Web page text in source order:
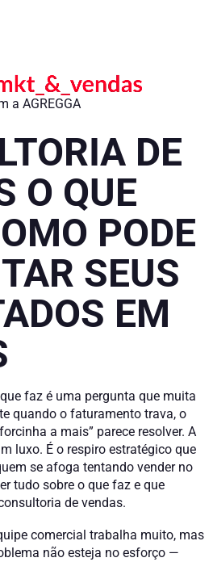
a AGREGGA
DE
O QUE
PODE
SEUS
EM
faz é uma pergunta que muita
quando o faturamento trava, o
a mais” parece resolver. A
luxo. É o respiro estratégico que
se afoga tentando vender no
tudo sobre o que faz e que
de vendas.
comercial trabalha muito, mas
não esteja no esforço —